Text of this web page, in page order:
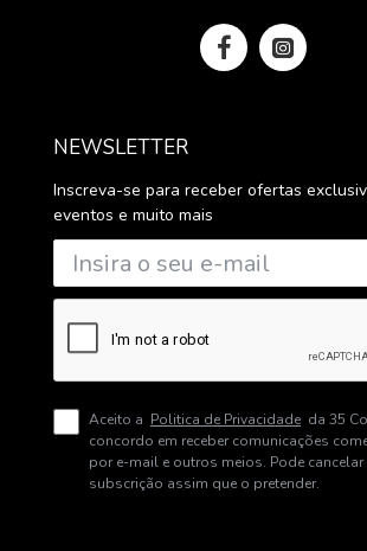
NEWSLETTER
Inscreva-se para receber ofertas
eventos e muito mais
Aceito a Politica de Privacidade da 35
concordo em receber comunicações
por e-mail e outros meios. Pode cancelar
subscrição assim que o pretender.